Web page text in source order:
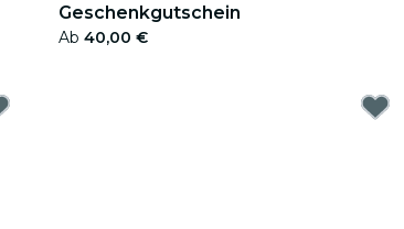
Geschenkgutschein
Ab 40,00 €